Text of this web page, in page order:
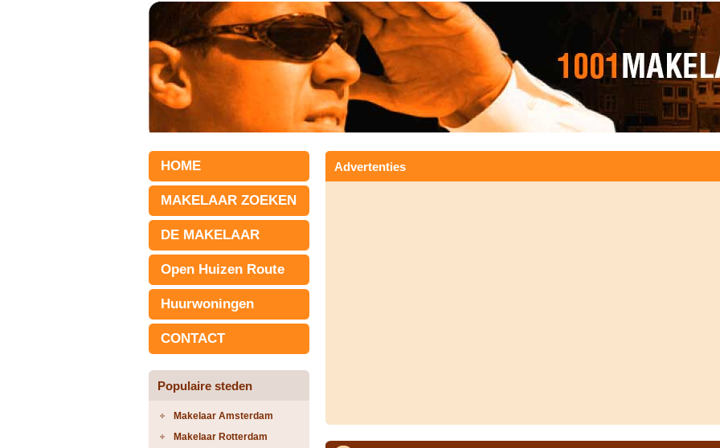
HOME
MAKELAAR ZOEKEN
DE MAKELAAR
Open Huizen Route
Huurwoningen
CONTACT
Populaire steden
Makelaar Amsterdam
Makelaar Rotterdam
Advertenties